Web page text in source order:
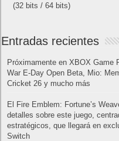
(32 bits / 64 bits)
Entradas recientes
Próximamente en XBOX Game
War E-Day Open Beta, Mio:
Cricket 26 y mucho más
El Fire Emblem: Fortune’s
detalles sobre este juego,
estratégicos, que llegará en
Switch